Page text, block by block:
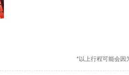
*以上行程可能会因